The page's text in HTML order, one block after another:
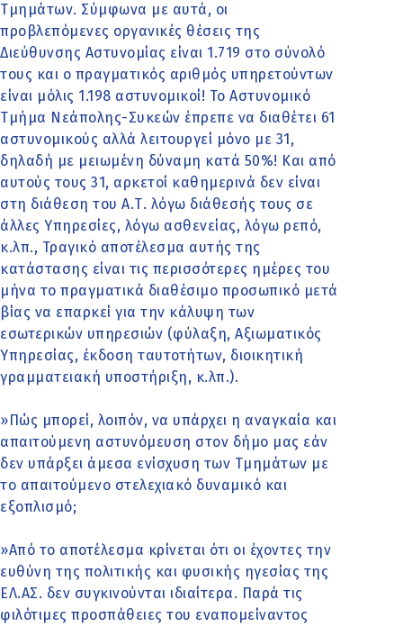
Τμημάτων. Σύμφωνα με αυτά, οι
προβλεπόμενες οργανικές θέσεις της
Διεύθυνσης Αστυνομίας είναι 1.719 στο σύνολό
τους και ο πραγματικός αριθμός υπηρετούντων
είναι μόλις 1.198 αστυνομικοί! Το Αστυνομικό
Τμήμα Νεάπολης-Συκεών έπρεπε να διαθέτει 61
αστυνομικούς αλλά λειτουργεί μόνο με 31,
δηλαδή με μειωμένη δύναμη κατά 50%! Και από
αυτούς τους 31, αρκετοί καθημερινά δεν είναι
στη διάθεση του Α.Τ. λόγω διάθεσής τους σε
άλλες Υπηρεσίες, λόγω ασθενείας, λόγω ρεπό,
κ.λπ., Τραγικό αποτέλεσμα αυτής της
κατάστασης είναι τις περισσότερες ημέρες του
μήνα το πραγματικά διαθέσιμο προσωπικό μετά
βίας να επαρκεί για την κάλυψη των
εσωτερικών υπηρεσιών (φύλαξη, Αξιωματικός
Υπηρεσίας, έκδοση ταυτοτήτων, διοικητική
γραμματειακή υποστήριξη, κ.λπ.).
»Πώς μπορεί, λοιπόν, να υπάρχει η αναγκαία και
απαιτούμενη αστυνόμευση στον δήμο μας εάν
δεν υπάρξει άμεσα ενίσχυση των Τμημάτων με
το απαιτούμενο στελεχιακό δυναμικό και
εξοπλισμό;
»Από το αποτέλεσμα κρίνεται ότι οι έχοντες την
ευθύνη της πολιτικής και φυσικής ηγεσίας της
ΕΛ.ΑΣ. δεν συγκινούνται ιδιαίτερα. Παρά τις
φιλότιμες προσπάθειες του εναπομείναντος